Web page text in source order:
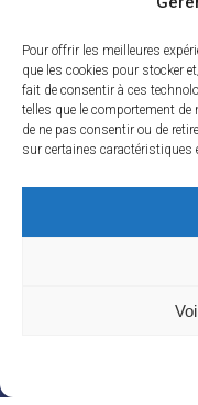
Pour offrir les meilleures
que les cookies pour stocker
fait de consentir à ces
telles que le comportement
de ne pas consentir ou de
sur certaines caractéristiques